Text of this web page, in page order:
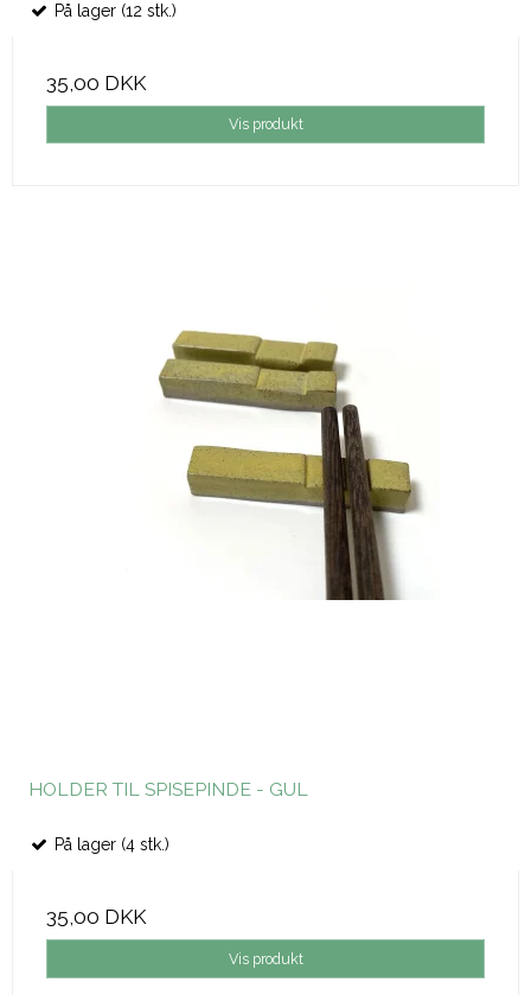
På lager (12 stk.)
35,00 DKK
Vis produkt
HOLDER TIL SPISEPINDE - GUL
På lager (4 stk.)
35,00 DKK
Vis produkt